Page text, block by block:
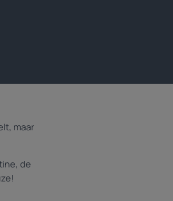
maar
de